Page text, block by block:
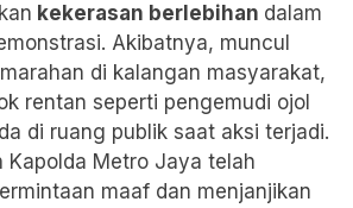
kekerasan berlebihan dalam
Akibatnya, muncul
di kalangan masyarakat,
rentan seperti pengemudi ojol
di ruang publik saat aksi terjadi.
Kapolda Metro Jaya telah
maaf dan menjanjikan